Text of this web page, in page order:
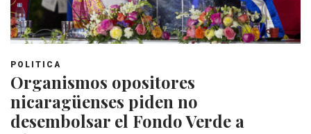
POLITICA
Organismos opositores
nicaragüenses piden no
desembolsar el Fondo Verde a